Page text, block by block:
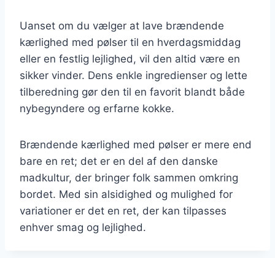
Uanset om du vælger at lave brændende
kærlighed med pølser til en hverdagsmiddag
eller en festlig lejlighed, vil den altid være en
sikker vinder. Dens enkle ingredienser og lette
tilberedning gør den til en favorit blandt både
nybegyndere og erfarne kokke.
Brændende kærlighed med pølser er mere end
bare en ret; det er en del af den danske
madkultur, der bringer folk sammen omkring
bordet. Med sin alsidighed og mulighed for
variationer er det en ret, der kan tilpasses
enhver smag og lejlighed.